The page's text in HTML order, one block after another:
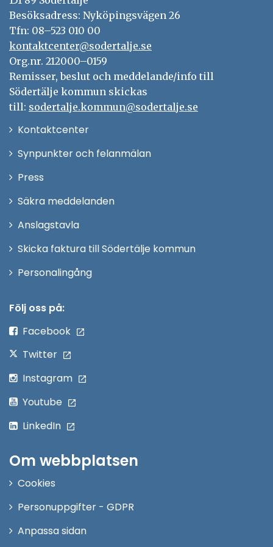
Besöksadress: Nyköpingsvägen 26
Tfn: 08–523 010 00
kontaktcenter@sodertalje.se
Org.nr. 212000–0159
Remisser, beslut och meddelande/info till
Södertälje kommun skickas
till: sodertalje.kommun@sodertalje.se
KontaktcenterÖppna
Synpunkter och felanmälan
Press
fönster
Säkra meddelanden
Anslagstavla
Skicka faktura till Södertälje kommun
PersonalingångÖppna
Följ oss på:
Facebook
Twitter
Instagram
Youtube
LinkedIn
Om webbplatsen
Cookies
Personuppgifter - GDPR
Anpassa sidan